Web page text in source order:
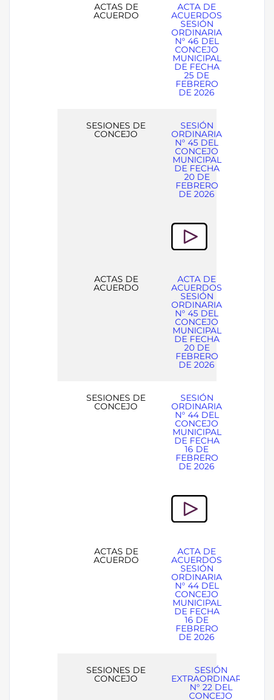
ACTAS DE
ACUERDO
ACTA DE
ACUERDOS
SESIÓN
ORDINARIA
N° 46 DEL
CONCEJO
MUNICIPAL
DE FECHA
25 DE
FEBRERO
DE 2026
SESIONES DE
CONCEJO
SESIÓN
ORDINARIA
N° 45 DEL
CONCEJO
MUNICIPAL
DE FECHA
20 DE
FEBRERO
DE 2026
ACTAS DE
ACUERDO
ACTA DE
ACUERDOS
SESIÓN
ORDINARIA
N° 45 DEL
CONCEJO
MUNICIPAL
DE FECHA
20 DE
FEBRERO
DE 2026
SESIONES DE
CONCEJO
SESIÓN
ORDINARIA
N° 44 DEL
CONCEJO
MUNICIPAL
DE FECHA
16 DE
FEBRERO
DE 2026
ACTAS DE
ACUERDO
ACTA DE
ACUERDOS
SESIÓN
ORDINARIA
N° 44 DEL
CONCEJO
MUNICIPAL
DE FECHA
16 DE
FEBRERO
DE 2026
SESIONES DE
CONCEJO
SESIÓN
EXTRAORDINARIA
N° 22 DEL
CONCEJO